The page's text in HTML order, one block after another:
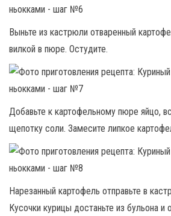
Выньте из кастрюли отваренный
вилкой в пюре. Остудите.
Добавьте к картофельному пюре яйцо,
щепотку соли. Замесите липкое
Нарезанный картофель отправьте в
Кусочки курицы достаньте из бульона и